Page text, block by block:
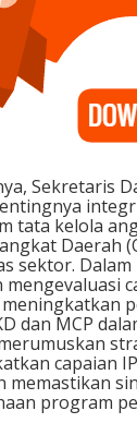
Sekretaris
tata kelola
Daerah
sektor.
mengevaluasi
dan MCP
capaian
memastikan
program